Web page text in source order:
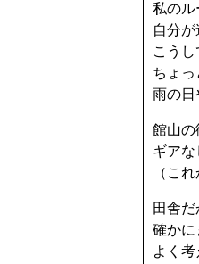
私のル
自分
こう
ちょっ
雨の日
館山の
ギアな
（こ
田舎だ
確かに
よく